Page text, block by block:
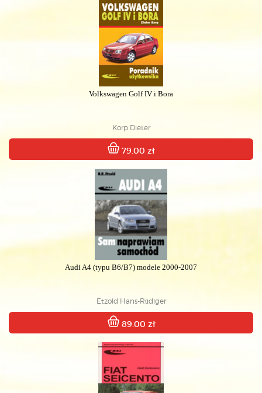
Volkswagen Golf IV i Bora
Korp Dieter
79.00 zł
Audi A4 (typu B6/B7) modele 2000-2007
Etzold Hans-Rüdiger
89.00 zł